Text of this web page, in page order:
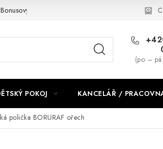
Bonusový program NBM+
(po –
POKOJ KANCELÁŘ /
polička BORURAF ořech